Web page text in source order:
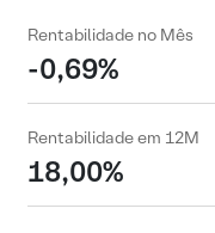
Rentabilidade no Mês
-0,69%
Rentabilidade em 12M
18,00%